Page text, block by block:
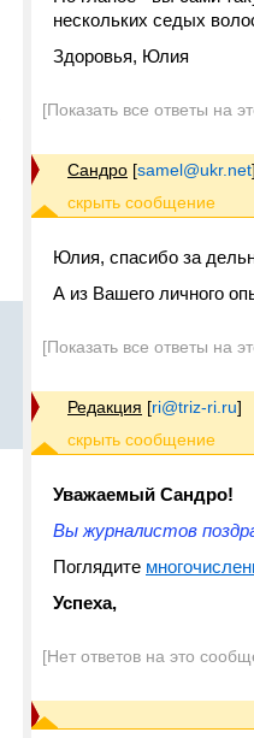
нескольких седых
Здоровья, Юлия
[Показать все ответы на
Сандро [samel@ukr.net
Юлия, спасибо за
А из Вашего личного
[Показать все ответы на
Редакция [ri@triz-ri.ru]
Уважаемый Сандро!
Вы журналистов
Поглядите
Успеха,
[Нет ответов на это